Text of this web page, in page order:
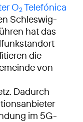
O2Telefónica
Schleswig-
hat das
die
von
Dadurch
im 5G-